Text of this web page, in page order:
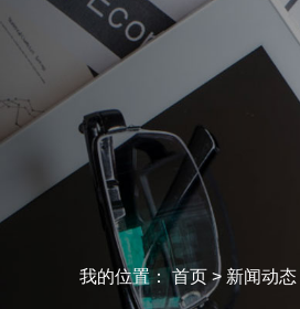
我的位置：首页 > 新闻动态